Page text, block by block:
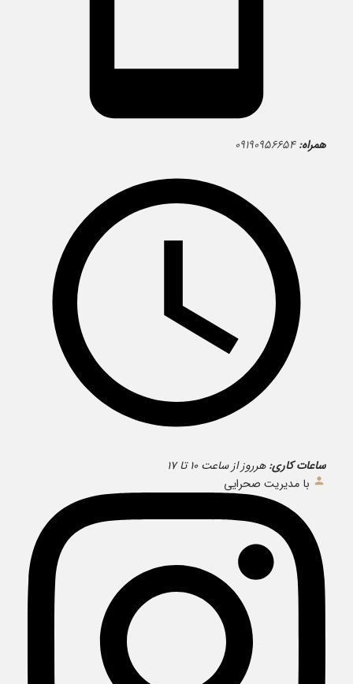
همراه: ۰۹۱۹۰۹۵۶۶۵۴
ساعات کاری: هرروز از ساعت ۱۰ تا ۱۷
با مدیریت صحرایی